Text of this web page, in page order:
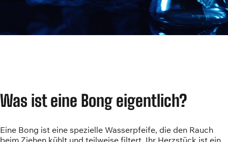
Was ist eine Bong eigentlich?
Eine Bong ist eine spezielle Wasserpfeife, die den Rauch
beim Ziehen kühlt und teilweise filtert. Ihr Herzstück ist ein